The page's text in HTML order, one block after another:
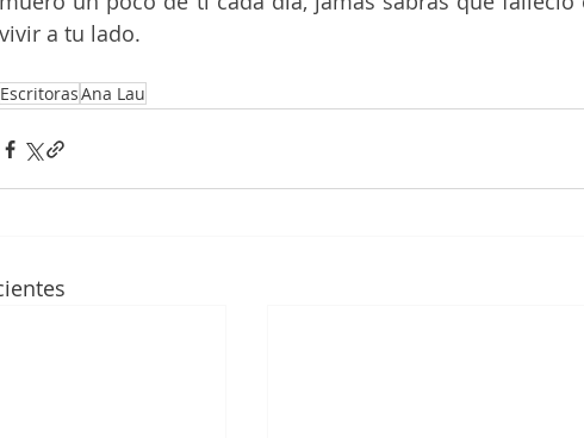
vivir a tu lado.
EscritorasAna Lau